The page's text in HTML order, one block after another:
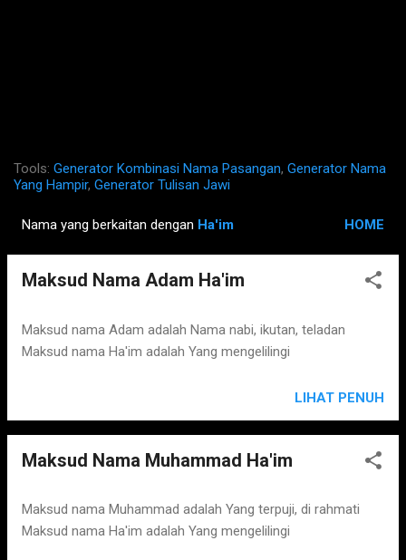
Tools: Generator Kombinasi Nama Pasangan, Generator Nama
Yang Hampir, Generator Tulisan Jawi
o
Nama yang berkaitan dengan Ha'im HOME
Maksud Nama Adam Ha'im
Maksud nama Adam adalah Nama nabi, ikutan, teladan
Maksud nama Ha'im adalah Yang mengelilingi
LIHAT PENUH
Maksud Nama Muhammad Ha'im
Maksud nama Muhammad adalah Yang terpuji, di rahmati
Maksud nama Ha'im adalah Yang mengelilingi